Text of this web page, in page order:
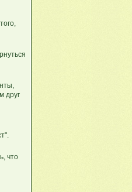
друг
что